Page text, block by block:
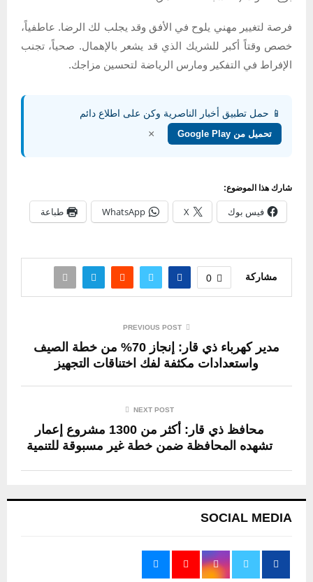
فرصة لتغيير مهني يلوح في الأفق وقد يجلب لك الرضا. عاطفياً،
خصص وقتاً أكبر للشريك الذي قد يشعر بالإهمال. صحياً، تجنب
الإفراط في التفكير ومارس الرياضة لتحسين مزاجك.
📱 حمل تطبيق أخبار الناصرية وكن على اطلاع دائم
تحميل من Google Play ×
شارك هذا الموضوع:
فيس بوك X
WhatsApp طباعة
مشاركة 0
PREVIOUS POST
مدير كهرباء ذي قار: إنجاز 70% من خطة الصيف
واستعدادات مكثفة لفك اختناقات التجهيز
NEXT POST
محافظ ذي قار: أكثر من 1300 مشروع إعمار
تشهده المحافظة ضمن خطة غير مسبوقة للتنمية
SOCIAL MEDIA